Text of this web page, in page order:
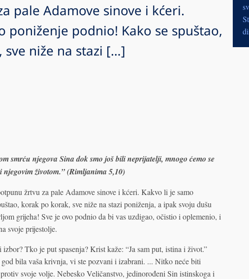
pale Adamove sinove i kćeri.
poniženje podnio! Kako se spuštao,
sve niže na stazi […]
smrću njegova Sina dok smo još bili neprijatelji, mnogo ćemo se
njegovim životom.” (Rimljanima 5,10)
žrtvu za pale Adamove sinove i kćeri. Kakvo li je samo
korak po korak, sve niže na stazi poniženja, a ipak svoju dušu
grijeha! Sve je ovo podnio da bi vas uzdigao, očistio i oplemenio, i
svoje prijestolje.
Tko je put spasenja? Krist kaže: “Ja sam put, istina i život.”
bila vaša krivnja, vi ste pozvani i izabrani. ... Nitko neće biti
svoje volje. Nebesko Veličanstvo, jedinorođeni Sin istinskoga i